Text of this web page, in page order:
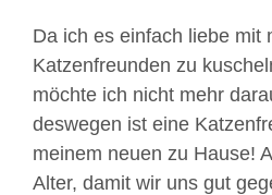
Da ich es einfach liebe mit
Katzenfreunden zu
möchte ich nicht mehr
deswegen ist eine
meinem neuen zu Hause!
Alter, damit wir uns gut